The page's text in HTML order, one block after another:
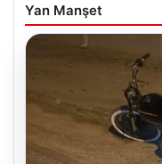
Yan Manşet